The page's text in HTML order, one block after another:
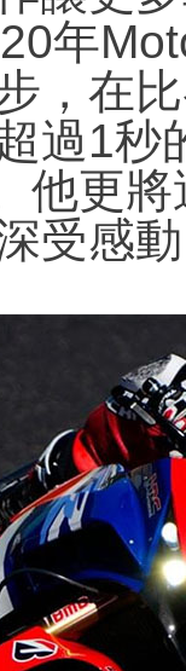
年
，在
過1秒
他更
受感